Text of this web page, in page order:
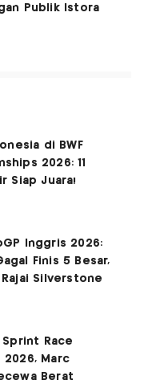
Publik Istora
di BWF
2026: 11
Siap Juara!
Inggris 2026:
Finis 5 Besar,
Rajai Silverstone
Race
2026, Marc
Berat